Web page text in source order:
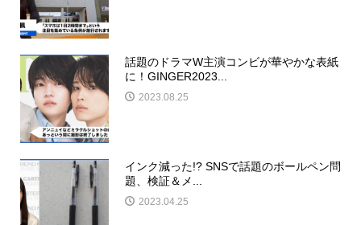
話題のドラマW主演コンビが華やかな表紙
に！GINGER2023...
2023.08.25
インク減った!? SNSで話題のボールペン問
題、検証＆メ...
2023.04.25